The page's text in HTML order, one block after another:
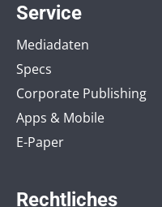
Service
Mediadaten
Specs
Corporate Publishing
Apps & Mobile
E-Paper
Rechtliches